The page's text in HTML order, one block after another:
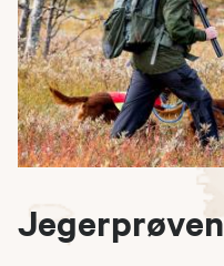
Jegerprøven